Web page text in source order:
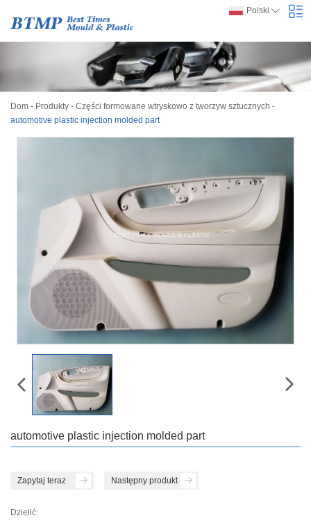
Polski
Dom - Produkty - Części formowane wtryskowo z tworzyw sztucznych -
automotive plastic injection molded part
automotive plastic injection molded part
Zapytaj teraz Następny produkt
Dzielić: